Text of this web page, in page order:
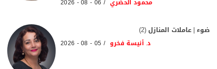
محمود الحضري 06 - 08 - 2026
ضوء | عاملات المنازل (2)
د. أنيسة فخرو 05 - 08 - 2026